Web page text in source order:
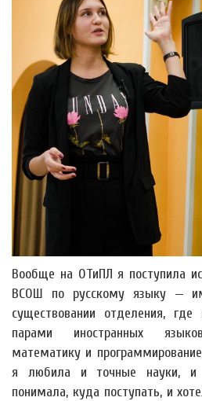
Вообще на ОТиПЛ я поступила
ВСОШ по русскому языку —
существовании отделения,
парами иностранных
математику и
я любила и точные науки, и
понимала, куда поступать, и